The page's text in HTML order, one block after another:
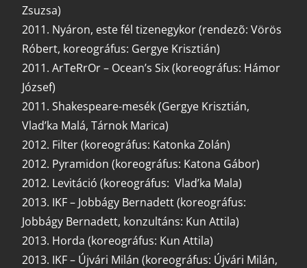
Zsuzsa)
2011. Nyáron, este fél tizenegykor (rendezõ: Vörös
Róbert, koreográfus: Gergye Krisztián)
2011. ArTeRrOr – Ocean’s Six (koreográfus: Hámor
József)
2011. Shakespeare-mesék (Gergye Krisztián,
Vlad’ka Malá, Tárnok Marica)
2012. Filter (koreográfus: Katonka Zolán)
2012. Pyramidon (koreográfus: Katona Gábor)
2012. Levitáció (koreográfus: Vlad’ka Mala)
2013. IKF – Jobbágy Bernadett (koreográfus:
Jobbágy Bernadett, konzultáns: Kun Attila)
2013. Horda (koreográfus: Kun Attila)
2013. IKF – Újvári Milán (koreográfus: Újvári Milán,